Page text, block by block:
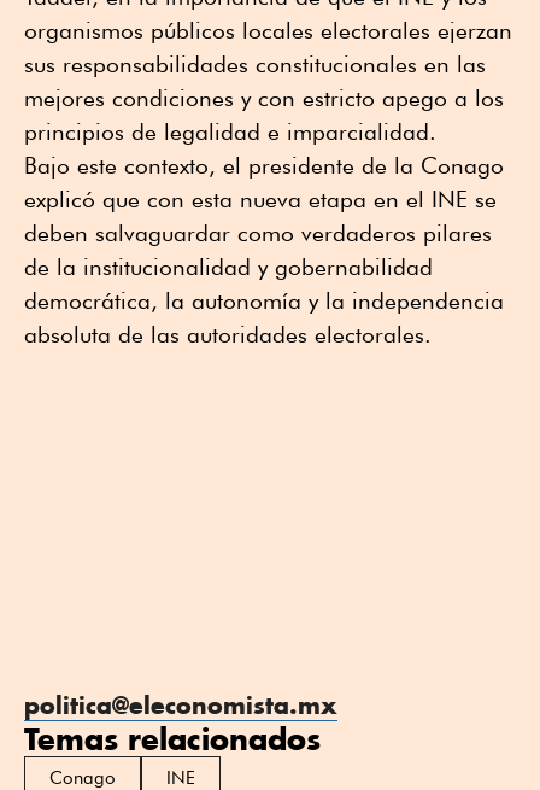
organismos públicos locales electorales ejerzan
sus responsabilidades constitucionales en las
mejores condiciones y con estricto apego a los
principios de legalidad e imparcialidad.
Bajo este contexto, el presidente de la Conago
explicó que con esta nueva etapa en el INE se
deben salvaguardar como verdaderos pilares
de la institucionalidad y gobernabilidad
democrática, la autonomía y la independencia
absoluta de las autoridades electorales.
politica@eleconomista.mx
Temas relacionados
Conago INE